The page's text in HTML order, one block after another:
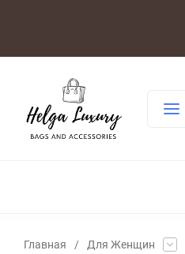
Главная / Для Женщин